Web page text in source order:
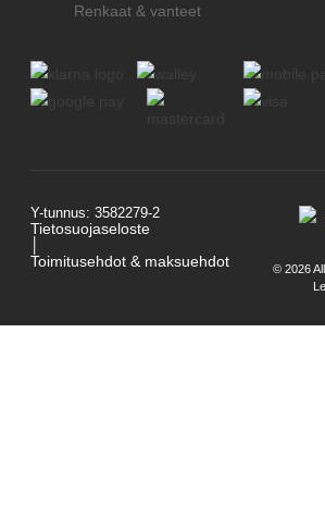
Renkaat & vanteet
© 2026
Y-tunnus: 3582279-2
Tietosuojaseloste
Toimitusehdot & maksuehdot